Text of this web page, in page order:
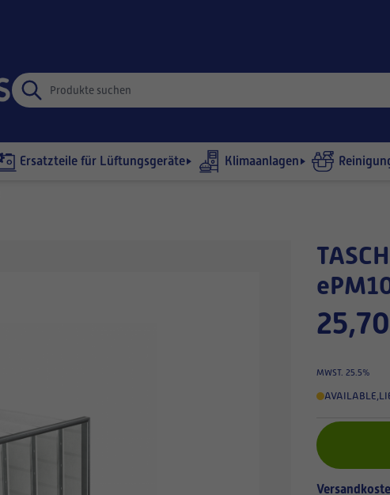
Ersatzteile für Lüftungsgeräte Klimaanlagen
TASCHENFILTER 287x287-635/3
MWST. 25.5%
AVAILABLE,